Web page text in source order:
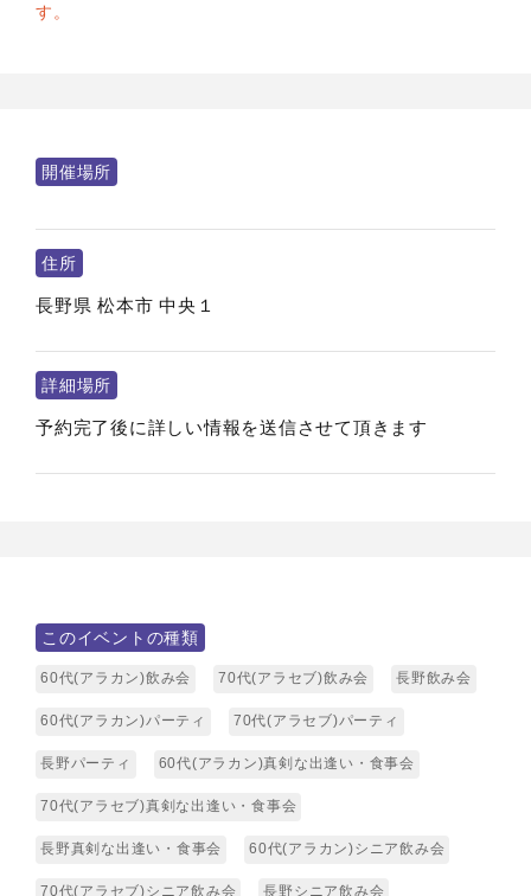
す。
開催場所
住所
長野県 松本市 中央１
詳細場所
予約完了後に詳しい情報を送信させて頂きます
このイベントの種類
60代(アラカン)飲み会 70代(アラセブ)飲み会 長野飲み会
60代(アラカン)パーティ 70代(アラセブ)パーティ
長野パーティ 60代(アラカン)真剣な出逢い・食事会
70代(アラセブ)真剣な出逢い・食事会
長野真剣な出逢い・食事会 60代(アラカン)シニア飲み会
70代(アラセブ)シニア飲み会 長野シニア飲み会